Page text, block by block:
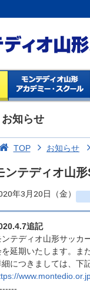
お知らせ
TOP お知らせ
ンテディオ山
年3月20日（金）
追記
ンテディオ山形サッカ
を延期いたします。ま
細につきましては、下